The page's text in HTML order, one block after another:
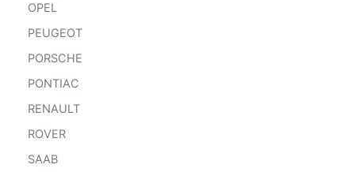
OPEL
PEUGEOT
PORSCHE
PONTIAC
RENAULT
ROVER
SAAB